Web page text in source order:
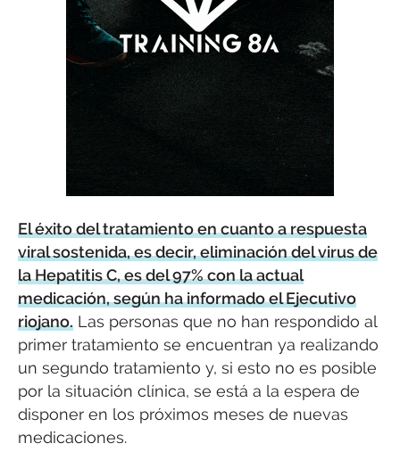
El éxito del tratamiento en cuanto a respuesta
viral sostenida, es decir, eliminación del virus de
la Hepatitis C, es del 97% con la actual
medicación, según ha informado el Ejecutivo
riojano. Las personas que no han respondido al
primer tratamiento se encuentran ya realizando
un segundo tratamiento y, si esto no es posible
por la situación clínica, se está a la espera de
disponer en los próximos meses de nuevas
medicaciones.